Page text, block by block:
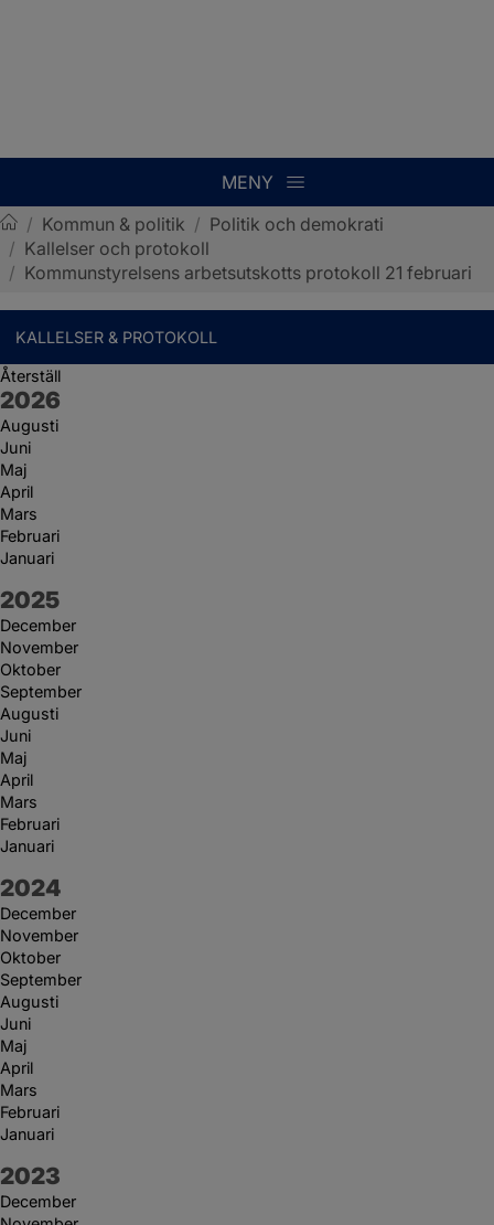
MENY
Sotenäs kommun
/ Kommun & politik / Politik och demokrati
/ Kallelser och protokoll
/ Kommunstyrelsens arbetsutskotts protokoll 21 februari
KALLELSER & PROTOKOLL
Återställ
År:
2026
Augusti
Juni
Maj
April
Mars
Februari
Januari
År:
2025
December
November
Oktober
September
Augusti
Juni
Maj
April
Mars
Februari
Januari
År:
2024
December
November
Oktober
September
Augusti
Juni
Maj
April
Mars
Februari
Januari
År:
2023
December